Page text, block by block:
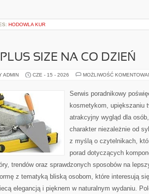
HODOWLA KUR
SIZE NA CO DZIEŃ
ADMIN CZE - 15 - 2026 MOŻLIWOŚĆ
Serwis poradnikowy
kosmetykom, upiększaniu
atrakcyjny wygląd dla
charakter niezależnie od
z myślą o czytelnikach,
porad dotyczących
trendów oraz sprawdzonych sposobów na
z tematyką bliską osobom, które interesują
elegancją i pięknem w naturalnym wydaniu.